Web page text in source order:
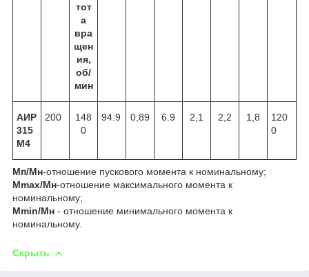
тот
а
вра
щен
ия,
об/
мин
АИР
315
М4
200
148
0
94.9 0,89 6.9 2,1 2,2 1,8
120
0
Мп/Мн-отношение пускового момента к номинальному;
Мmax/Mн-отношение максимального момента к
номинальному;
Мmin/Mн - отношение минимального момента к
номинальному.
Скрыть